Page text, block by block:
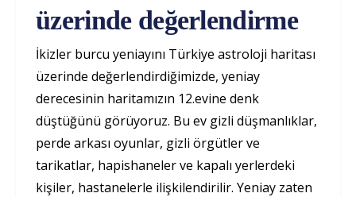
üzerinde değerlendirme
İkizler burcu yeniayını Türkiye astroloji haritası
üzerinde değerlendirdiğimizde, yeniay
derecesinin haritamızın 12.evine denk
düştüğünü görüyoruz. Bu ev gizli düşmanlıklar,
perde arkası oyunlar, gizli örgütler ve
tarikatlar, hapishaneler ve kapalı yerlerdeki
kişiler, hastanelerle ilişkilendirilir. Yeniay zaten